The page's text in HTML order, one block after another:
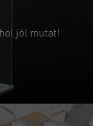
jól mutat!